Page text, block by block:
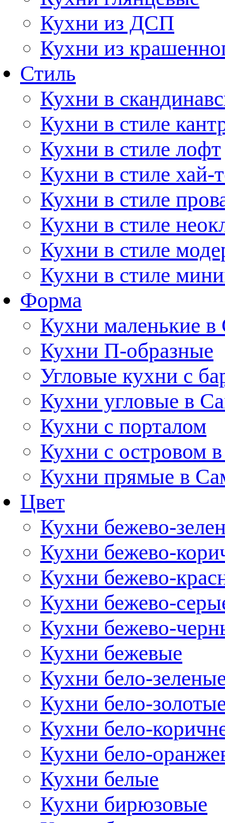
Кухни из ДСП
Кухни из
Стиль
Кухни в
Кухни в стиле
Кухни в стиле лофт
Кухни в стиле хай-
Кухни в стиле
Кухни в стиле
Кухни в стиле
Кухни в стиле
Форма
Кухни маленькие в
Кухни П-образные
Угловые кухни с
Кухни угловые в
Кухни с порталом
Кухни с островом
Кухни прямые в
Цвет
Кухни бежево-
Кухни бежево-
Кухни бежево-
Кухни бежево-
Кухни бежево-
Кухни бежевые
Кухни бело-
Кухни бело-
Кухни бело-
Кухни бело-
Кухни белые
Кухни бирюзовые